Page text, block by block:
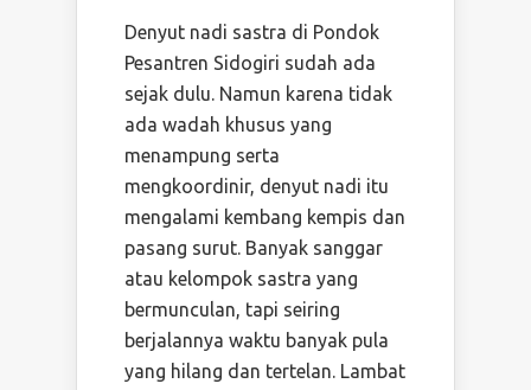
Denyut nadi sastra di Pondok
Pesantren Sidogiri sudah ada
sejak dulu. Namun karena tidak
ada wadah khusus yang
menampung serta
mengkoordinir, denyut nadi itu
mengalami kembang kempis dan
pasang surut. Banyak sanggar
atau kelompok sastra yang
bermunculan, tapi seiring
berjalannya waktu banyak pula
yang hilang dan tertelan. Lambat